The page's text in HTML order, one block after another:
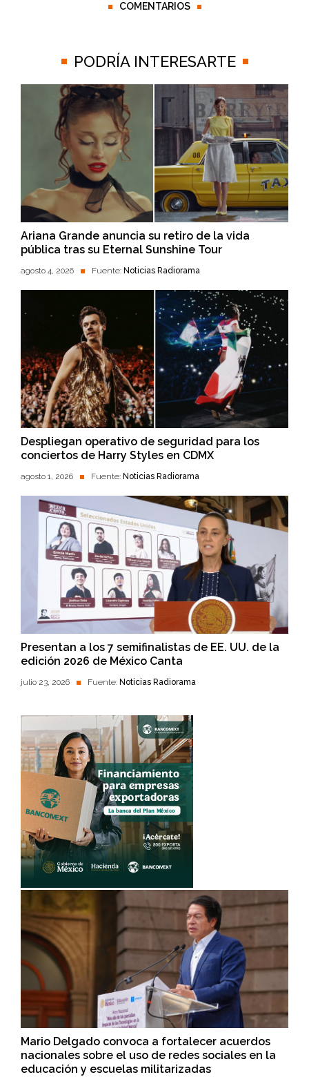
COMENTARIOS
PODRÍA INTERESARTE
Ariana Grande anuncia su retiro de la vida
pública tras su Eternal Sunshine Tour
agosto 4, 2026 Fuente: Noticias Radiorama
Despliegan operativo de seguridad para los
conciertos de Harry Styles en CDMX
agosto 1, 2026 Fuente: Noticias Radiorama
Presentan a los 7 semifinalistas de EE. UU. de la
edición 2026 de México Canta
julio 23, 2026 Fuente: Noticias Radiorama
Mario Delgado convoca a fortalecer acuerdos
nacionales sobre el uso de redes sociales en la
educación y escuelas militarizadas